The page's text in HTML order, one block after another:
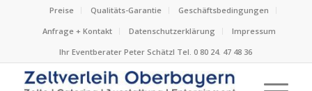
Preise Qualitäts-Garantie
Geschäftsbedingungen
Anfrage + Kontakt
Datenschutzerklärung
Impressum
Ihr Eventberater Peter Schätzl Tel. 0 80 24. 47 48 36